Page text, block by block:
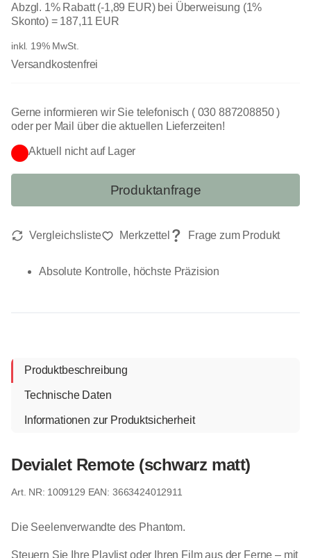
Absolute Kontrolle, höchste Präzision
Abzgl. 1% Rabatt (-1,89 EUR) bei Überweisung (1%
Skonto) = 187,11 EUR
inkl. 19% MwSt.
Versandkostenfrei
Aktuell nicht auf Lager
Gerne informieren wir Sie telefonisch ( 030 887208850 )
oder per Mail über die aktuellen Lieferzeiten!
Produktanfrage
Produktbeschreibung
Technische Daten
Informationen zur Produktsicherheit
Devialet Remote (schwarz matt)
1009129 EAN: 3663424012911
Die Seelenverwandte des Phantom.
Steuern Sie Ihre Playlist oder Ihren Film aus der Ferne – mit